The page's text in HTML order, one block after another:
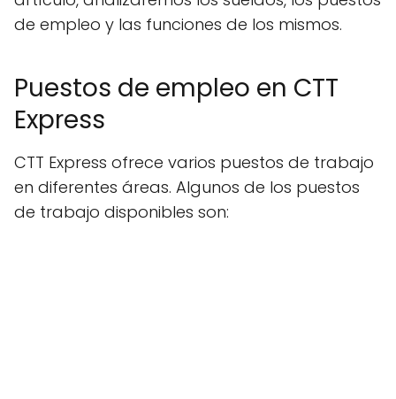
de empleo y las funciones de los mismos.
Puestos de empleo en CTT
Express
CTT Express ofrece varios puestos de trabajo
en diferentes áreas. Algunos de los puestos
de trabajo disponibles son: